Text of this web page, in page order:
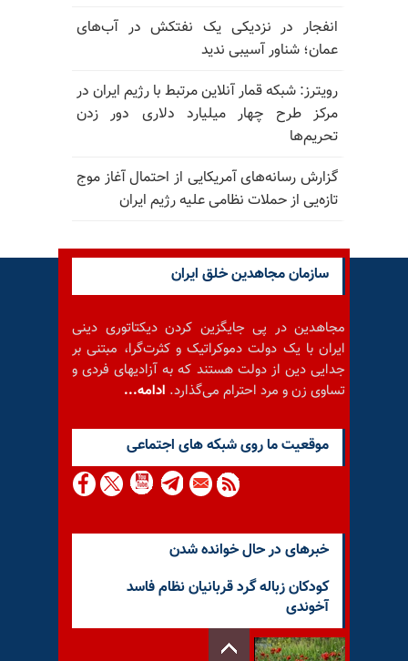
انفجار در نزدیکی یک نفتکش در آب‌های
عمان؛ شناور آسیبی ندید
رویترز: شبکه قمار آنلاین مرتبط با رژیم ایران در
مرکز طرح چهار میلیارد دلاری دور زدن
تحریم‌ها
گزارش رسانه‌های آمریکایی از احتمال آغاز موج
تازه‌یی از حملات نظامی علیه رژیم ایران
سازمان مجاهدین خلق ایران
مجاهدین در پی جایگزین کردن دیکتاتوری دینی
ایران با یک دولت دموکراتیک و کثرت‌گرا، مبتنی بر
جدایی دین از دولت هستند که به آزادیهای فردی و
تساوی زن و مرد احترام می‌گذارد. ادامه...
موقعيت ما روى شبكه هاى اجتماعى
خبرهای در حال خوانده شدن
کودکان زباله گرد قربانیان نظام فاسد
آخوندی